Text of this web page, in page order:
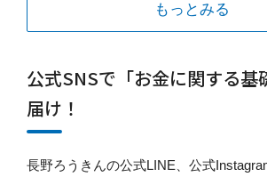
もっとみる
公式SNSで「お金に関する基
届け！
長野ろうきんの公式LINE、公式